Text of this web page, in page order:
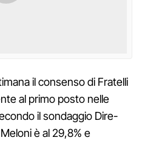
il consenso di Fratelli
al primo posto nelle
il sondaggio Dire-
è al 29,8% e